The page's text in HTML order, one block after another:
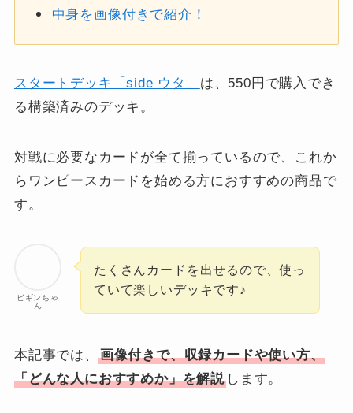
中身を画像付きで紹介！
スタートデッキ「side ウタ」 は、550円で購入でき
る構築済みのデッキ。
対戦に必要なカードが全て揃っているので、これか
らワンピースカードを始める方におすすめの商品で
す。
ビギンちゃ
ん
たくさんカードを出せるので、使っ
ていて楽しいデッキです♪
本記事では、
画像付きで、収録カードや使い方、
「どんな人におすすめか」を解説 します。